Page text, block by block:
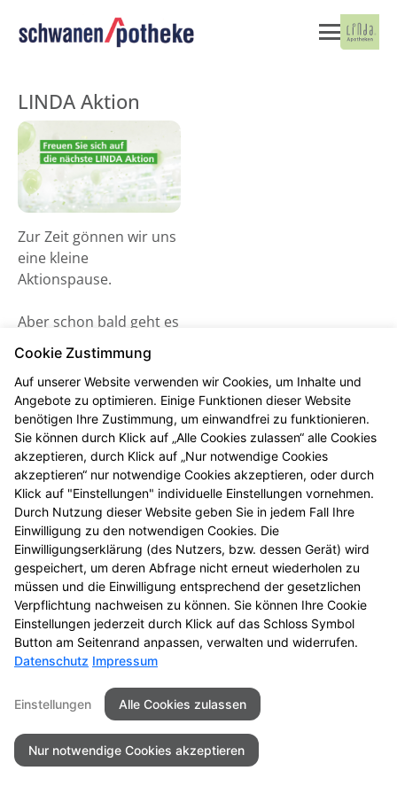
LINDA Aktion
Zur Zeit gönnen wir uns
eine kleine
Aktionspause.
Aber schon bald geht es
wieder los! Schauen Sie
gerne ab dem 02. Juni
2026 vorbei und
entdecken Sie neue
Aktionsprodukte und
das nächste
Gewinnspiel.
Seitenübersicht Kontakt
Impressum
Datenschutz
Barrierefreiheit
© 2026 Schwanen-Apotheke
Cookie Zustimmung
Auf unserer Website verwenden wir Cookies, um Inhalte und
Angebote zu optimieren. Einige Funktionen dieser Website
benötigen Ihre Zustimmung, um einwandfrei zu funktionieren.
Sie können durch Klick auf „Alle Cookies zulassen“ alle Cookies
akzeptieren, durch Klick auf „Nur notwendige Cookies
akzeptieren“ nur notwendige Cookies akzeptieren, oder durch
Klick auf "Einstellungen" individuelle Einstellungen vornehmen.
Durch Nutzung dieser Website geben Sie in jedem Fall Ihre
Einwilligung zu den notwendigen Cookies. Die
Einwilligungserklärung (des Nutzers, bzw. dessen Gerät) wird
gespeichert, um deren Abfrage nicht erneut wiederholen zu
müssen und die Einwilligung entsprechend der gesetzlichen
Verpflichtung nachweisen zu können. Sie können Ihre Cookie
Einstellungen jederzeit durch Klick auf das Schloss Symbol
Button am Seitenrand anpassen, verwalten und widerrufen.
Datenschutz Impressum
Einstellungen Alle Cookies zulassen
Nur notwendige Cookies akzeptieren